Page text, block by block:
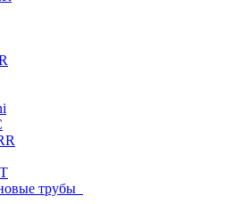
трубы